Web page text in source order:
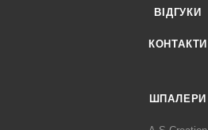
ВІДГУКИ
КОНТАКТИ
ШПАЛЕРИ